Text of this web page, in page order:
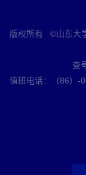
版权所有 ©山东大
查
值班电话：（86）-